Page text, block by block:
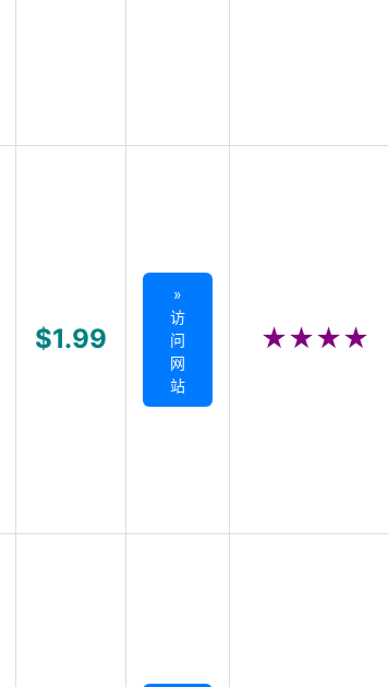
$1.99
»
访
问
网
站
★★★★